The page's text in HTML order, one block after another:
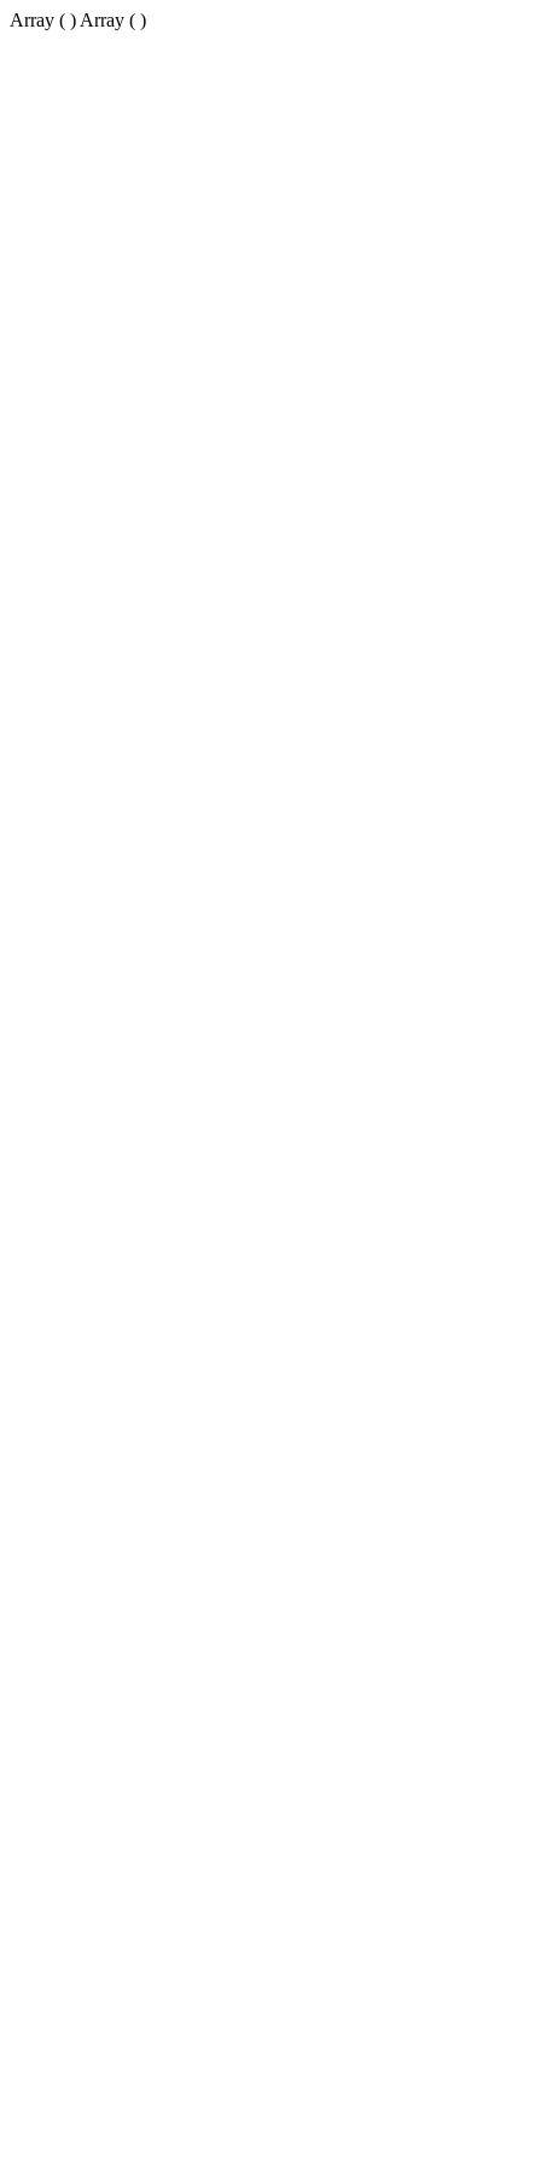
Array ( ) Array ( )